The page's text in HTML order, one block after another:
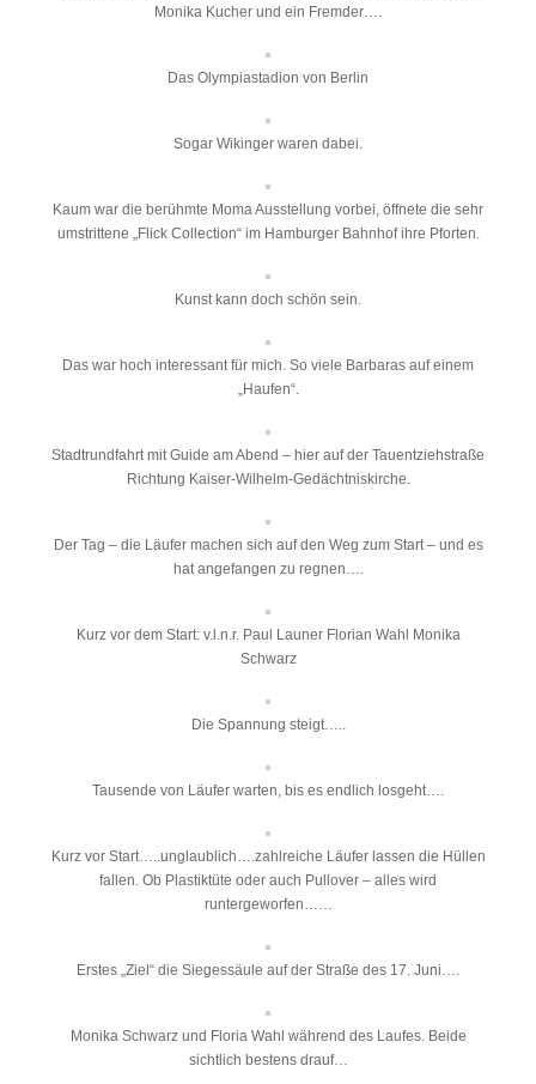
Monika Kucher und ein Fremder….
Das Olympiastadion von Berlin
Sogar Wikinger waren dabei.
Kaum war die berühmte Moma Ausstellung vorbei, öffnete die sehr
umstrittene „Flick Collection“ im Hamburger Bahnhof ihre Pforten.
Kunst kann doch schön sein.
Das war hoch interessant für mich. So viele Barbaras auf einem
„Haufen“.
Stadtrundfahrt mit Guide am Abend – hier auf der Tauentziehstraße
Richtung Kaiser-Wilhelm-Gedächtniskirche.
Der Tag – die Läufer machen sich auf den Weg zum Start – und es
hat angefangen zu regnen….
Kurz vor dem Start: v.l.n.r. Paul Launer Florian Wahl Monika
Schwarz
Die Spannung steigt…..
Tausende von Läufer warten, bis es endlich losgeht….
Kurz vor Start…..unglaublich….zahlreiche Läufer lassen die Hüllen
fallen. Ob Plastiktüte oder auch Pullover – alles wird
runtergeworfen……
Erstes „Ziel“ die Siegessäule auf der Straße des 17. Juni….
Monika Schwarz und Floria Wahl während des Laufes. Beide
sichtlich bestens drauf…